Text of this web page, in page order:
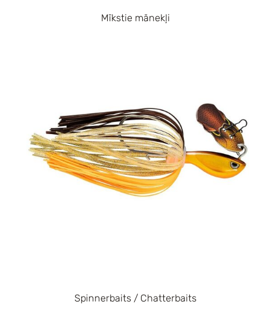
Mīkstie mānekļi
Spinnerbaits / Chatterbaits